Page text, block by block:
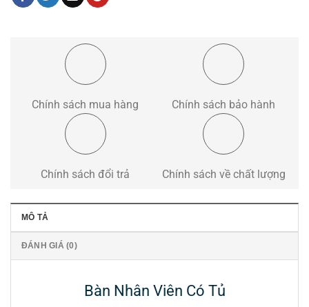
Chính sách mua hàng Chính sách bảo hành
Chính sách đổi trả Chính sách về chất lượng
MÔ TẢ
ĐÁNH GIÁ (0)
Bàn Nhân Viên Có Tủ